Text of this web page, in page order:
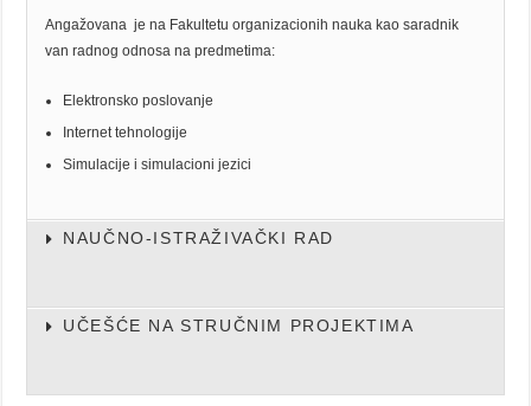
Angažovana je na Fakultetu organizacionih nauka kao saradnik
van radnog odnosa na predmetima:
Elektronsko poslovanje
Internet tehnologije
Simulacije i simulacioni jezici
NAUČNO-ISTRAŽIVAČKI RAD
UČEŠĆE NA STRUČNIM PROJEKTIMA